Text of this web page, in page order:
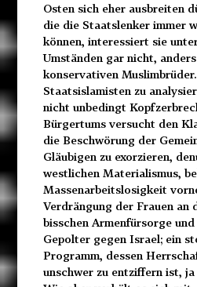
Osten sich eher ausbreiten
die die Staatslenker immer
können, interessiert sie
Umständen gar nicht,
konservativen
Staatsislamisten zu
nicht unbedingt
Bürgertums versucht den
die Beschwörung der
Gläubigen zu exorzieren,
westlichen Materialismus,
Massenarbeitslosigkeit
Verdrängung der Frauen an
bisschen Armenfürsorge
Gepolter gegen Israel; ein
Programm, dessen
unschwer zu entziffern ist,